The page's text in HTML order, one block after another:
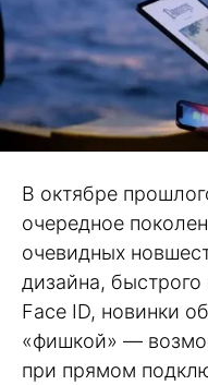
В октябре
очередное
очевидных
дизайна,
Face ID, новинки
«фишкой» —
при прямом